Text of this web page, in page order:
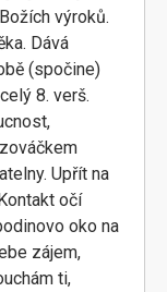
výroků.
Dává
(spočine)
8. verš.
Upřít na
očí
oko na
zájem,
ti,